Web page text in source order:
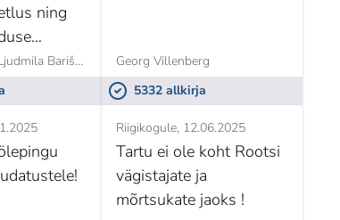
ning
isikud
Bariševski
Georg Villenberg
5332 allkirja
Riigikogule 12.06.2025
Tartu ei ole koht Rootsi
vägistajate ja
mõrtsukate jaoks !